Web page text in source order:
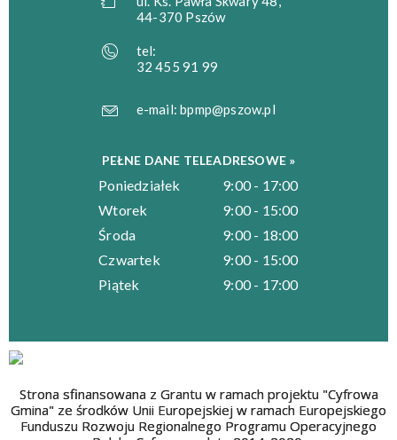
44-370 Pszów
tel:
32 455 91 99
e-mail:bpmp@pszow.pl
PEŁNE DANE TELEADRESOWE »
Poniedziałek
9:00 - 17:00
Wtorek
9:00 - 15:00
Środa
9:00 - 18:00
Czwartek
9:00 - 15:00
Piątek
9:00 - 17:00
Strona sfinansowana z Grantu w ramach projektu "Cyfrowa
Gmina" ze środków Unii Europejskiej w ramach Europejskiego
Funduszu Rozwoju Regionalnego Programu Operacyjnego